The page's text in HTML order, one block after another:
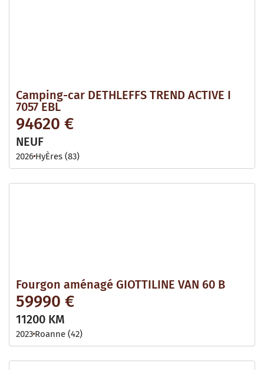
Camping-car DETHLEFFS TREND ACTIVE I
7057 EBL
94620 €
NEUF
2026 HyÈres (83)
Fourgon aménagé GIOTTILINE VAN 60 B
59990 €
11200 KM
2023 Roanne (42)